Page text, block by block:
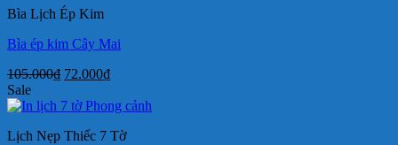
Bìa Lịch Ép Kim
Bìa ép kim Cây Mai
105.000₫ Giá
là:
72.000₫Giá
tại
72.000₫.
Sale
Lịch Nẹp Thiếc 7 Tờ